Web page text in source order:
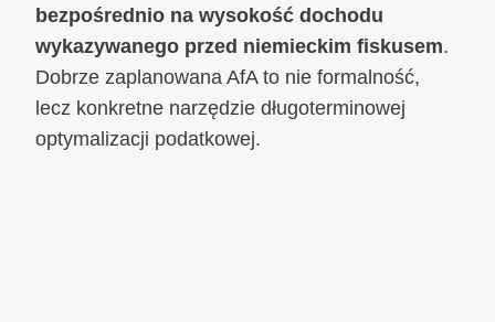
bezpośrednio na wysokość dochodu
wykazywanego przed niemieckim fiskusem.
Dobrze zaplanowana AfA to nie formalność,
lecz konkretne narzędzie długoterminowej
optymalizacji podatkowej.